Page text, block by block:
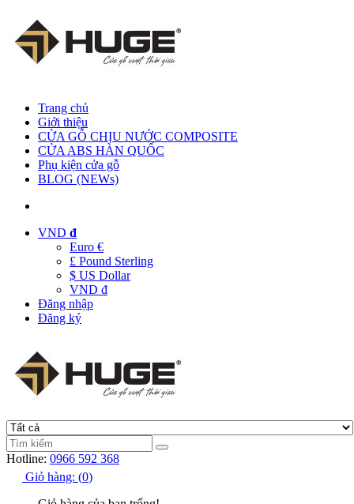
Trang chủ
Giới thiệu
CỬA GỖ CHỊU NƯỚC COMPOSITE
CỬA ABS HÀN QUỐC
Phụ kiện cửa gỗ
BLOG (NEWs)
VND đ
Euro €
£ Pound Sterling
$ US Dollar
VND đ
Đăng nhập
Đăng ký
Hotline: 0966 592 368
Giỏ hàng: (0)